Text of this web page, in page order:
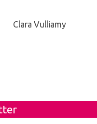
Clara Vulliamy